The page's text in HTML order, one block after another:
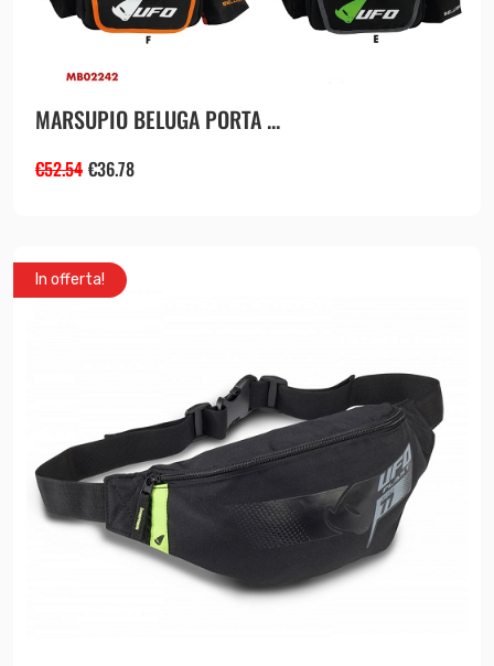
MARSUPIO BELUGA PORTA ...
€52.54 €36.78
In offerta!